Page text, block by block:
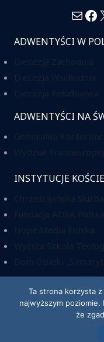
Mail
ADWENTYŚCI W
ADWENTYŚCI NA
INSTYTUCJE
KRS:
Ta strona korzysta
najwyższym
że